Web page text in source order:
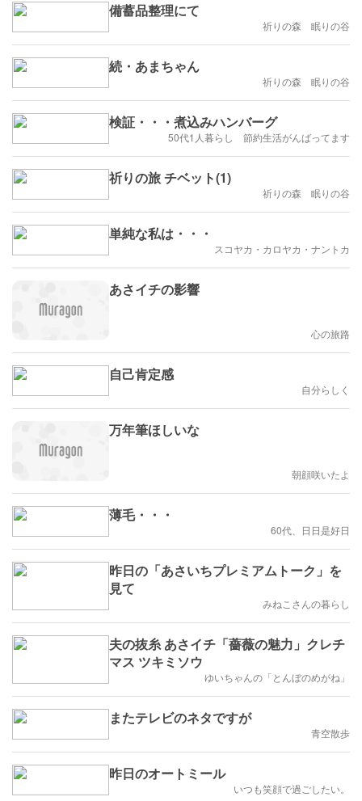
備蓄品整理にて
祈りの森 眠りの谷
続・あまちゃん
祈りの森 眠りの谷
検証・・・煮込みハンバーグ
50代1人暮らし 節約生活がんばってます
祈りの旅 チベット(1)
祈りの森 眠りの谷
単純な私は・・・
スコヤカ・カロヤカ・ナントカ
あさイチの影響
心の旅路
自己肯定感
自分らしく
万年筆ほしいな
朝顔咲いたよ
薄毛・・・
60代、日日是好日
昨日の「あさいちプレミアムトーク」を
見て
みねこさんの暮らし
夫の抜糸 あさイチ「薔薇の魅力」クレチ
マス ツキミソウ
ゆいちゃんの「とんぼのめがね」
またテレビのネタですが
青空散歩
昨日のオートミール
いつも笑顔で過ごしたい。